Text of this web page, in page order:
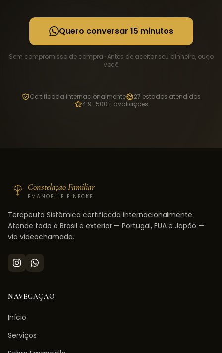
Quero conversar 15 minutos
Sem compromisso de compra · Antes de aceitar seu dinheiro, ouço
você
Certificada internacionalmente
27 estados atendidos
4.9 · 500+ avaliações
Constelação Familiar
EMANOELLE EINECKE
Terapeuta Sistêmica certificada internacionalmente.
Atende todo o Brasil e exterior — Portugal, EUA e Japão —
via videochamada.
NAVEGAÇÃO
Início
Serviços